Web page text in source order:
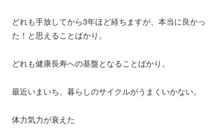
どれも手放してから3年ほど経ちますが、本当に良かっ
た！と思えることばかり。
どれも健康長寿への基盤となることばかり。
最近いまいち、暮らしのサイクルがうまくいかない。
体力気力が衰えた